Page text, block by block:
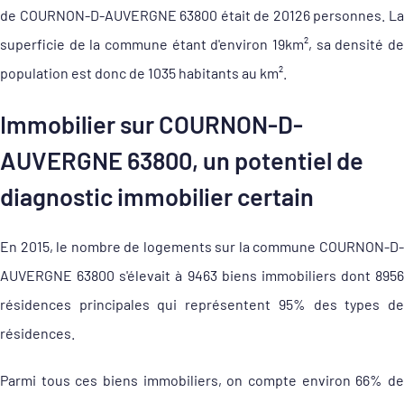
de COURNON-D-AUVERGNE 63800 était de 20126 personnes. La
superficie de la commune étant d'environ 19km², sa densité de
population est donc de 1035 habitants au km².
Immobilier sur COURNON-D-
AUVERGNE 63800, un potentiel de
diagnostic immobilier certain
En 2015, le nombre de logements sur la commune COURNON-D-
AUVERGNE 63800 s'élevait à 9463 biens immobiliers dont 8956
résidences principales qui représentent 95% des types de
résidences.
Parmi tous ces biens immobiliers, on compte environ 66% de